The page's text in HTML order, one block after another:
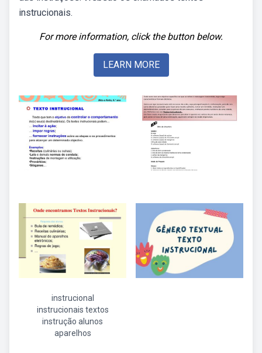
instrucionais.
For more information, click the button below.
LEARN MORE
instrucional
instrucionais textos
instrução alunos
aparelhos